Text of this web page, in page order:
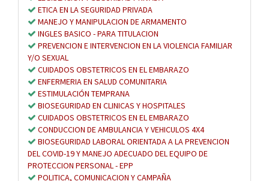
ETICA EN LA SEGURIDAD PRIVADA
MANEJO Y MANIPULACION DE ARMAMENTO
INGLES BASICO - PARA TITULACION
PREVENCION E INTERVENCION EN LA VIOLENCIA FAMILIAR
Y/O SEXUAL
CUIDADOS OBSTETRICOS EN EL EMBARAZO
ENFERMERIA EN SALUD COMUNITARIA
ESTIMULACIÓN TEMPRANA
BIOSEGURIDAD EN CLINICAS Y HOSPITALES
CUIDADOS OBSTETRICOS EN EL EMBARAZO
CONDUCCION DE AMBULANCIA Y VEHICULOS 4X4
BIOSEGURIDAD LABORAL ORIENTADA A LA PREVENCION
DEL COVID-19 Y MANEJO ADECUADO DEL EQUIPO DE
PROTECCION PERSONAL - EPP
POLITICA, COMUNICACION Y CAMPAÑA